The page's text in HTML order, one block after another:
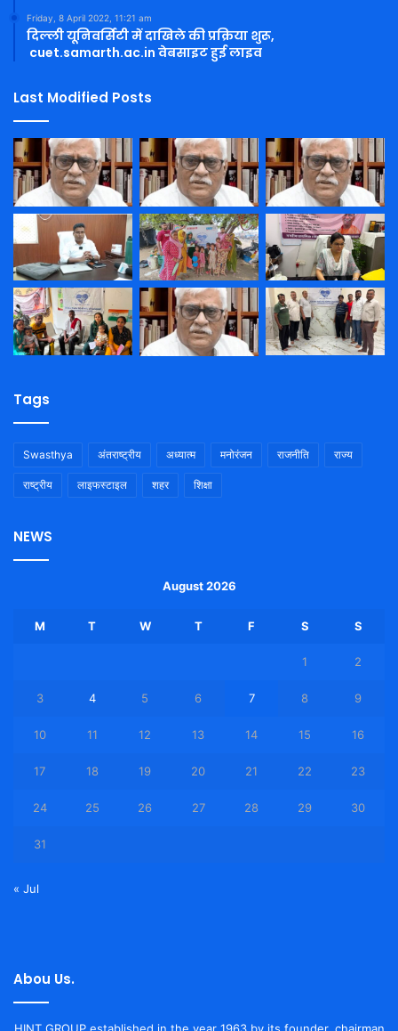
Friday, 8 April 2022, 11:21 am
दिल्ली यूनिवर्सिटी में दाखिले की प्रक्रिया शुरू,
cuet.samarth.ac.in वेबसाइट हुई लाइव
Last Modified Posts
Tags
Swasthya अंतराष्ट्रीय अध्यात्म मनोरंजन राजनीति राज्य
राष्ट्रीय लाइफस्टाइल शहर शिक्षा
NEWS
August 2026
M T W T F S S
1 2
3 4 5 6 7 8 9
10 11 12 13 14 15 16
17 18 19 20 21 22 23
24 25 26 27 28 29 30
31
« Jul
Abou Us.